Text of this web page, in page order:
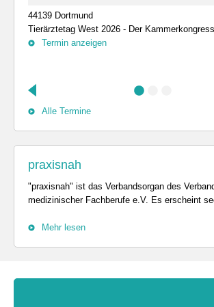
44139 Dortmund
Tierärztetag West 2026 - Der
Termin anzeigen
Alle Termine
praxisnah
"praxisnah" ist das Verbandsorgan des
medizinischer Fachberufe e.V. Es erscheint
Mehr lesen